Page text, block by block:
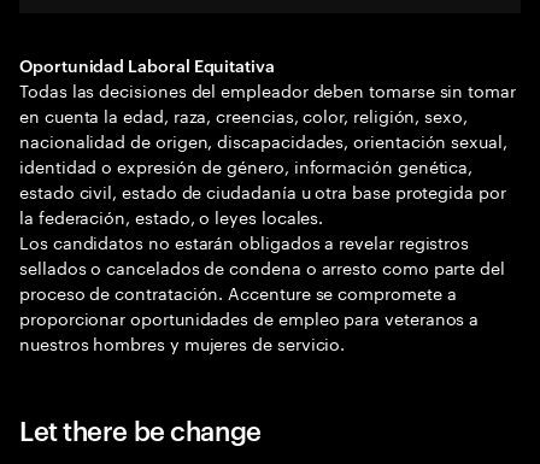
Oportunidad Laboral Equitativa
Todas las decisiones del empleador deben tomarse sin tomar
en cuenta la edad, raza, creencias, color, religión, sexo,
nacionalidad de origen, discapacidades, orientación sexual,
identidad o expresión de género, información genética,
estado civil, estado de ciudadanía u otra base protegida por
la federación, estado, o leyes locales.
Los candidatos no estarán obligados a revelar registros
sellados o cancelados de condena o arresto como parte del
proceso de contratación. Accenture se compromete a
proporcionar oportunidades de empleo para veteranos a
nuestros hombres y mujeres de servicio.
Let there be change